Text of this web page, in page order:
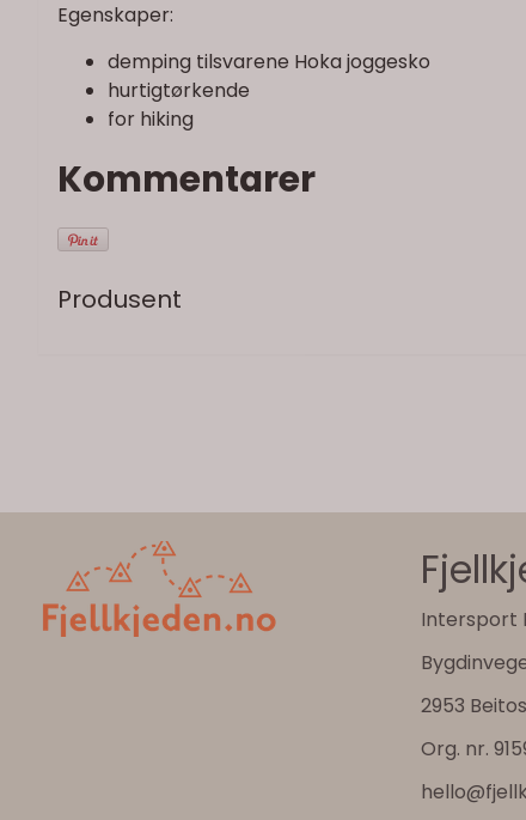
Egenskaper:
demping tilsvarene Hoka joggesko
hurtigtørkende
for hiking
Kommentarer
Produsent
Intersport
2953
Org. nr.